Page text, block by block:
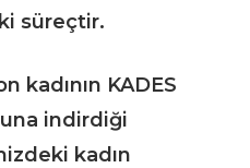
süreçtir.
kadının KADES
indirdiği
kadın